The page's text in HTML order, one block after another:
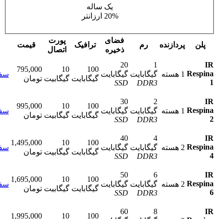
یک ساله
پردازنده رم
فضای
ذخیره
ترافیک
پورت
اتصال
قیمت
1 هسته
گیگابایت
DDR3
گیگابایت
SSD
100
گیگابایت
10
گیگابیت
795,000
تومان
سفارش
1 هسته
گیگابایت
DDR3
گیگابایت
SSD
100
گیگابایت
10
گیگابیت
995,000
تومان
سفارش
2 هسته
گیگابایت
DDR3
گیگابایت
SSD
100
گیگابایت
10
گیگابیت
1,495,000
تومان
سفارش
2 هسته
گیگابایت
DDR3
گیگابایت
SSD
100
گیگابایت
10
گیگابیت
1,695,000
تومان
سفارش
100
10
1,995,000